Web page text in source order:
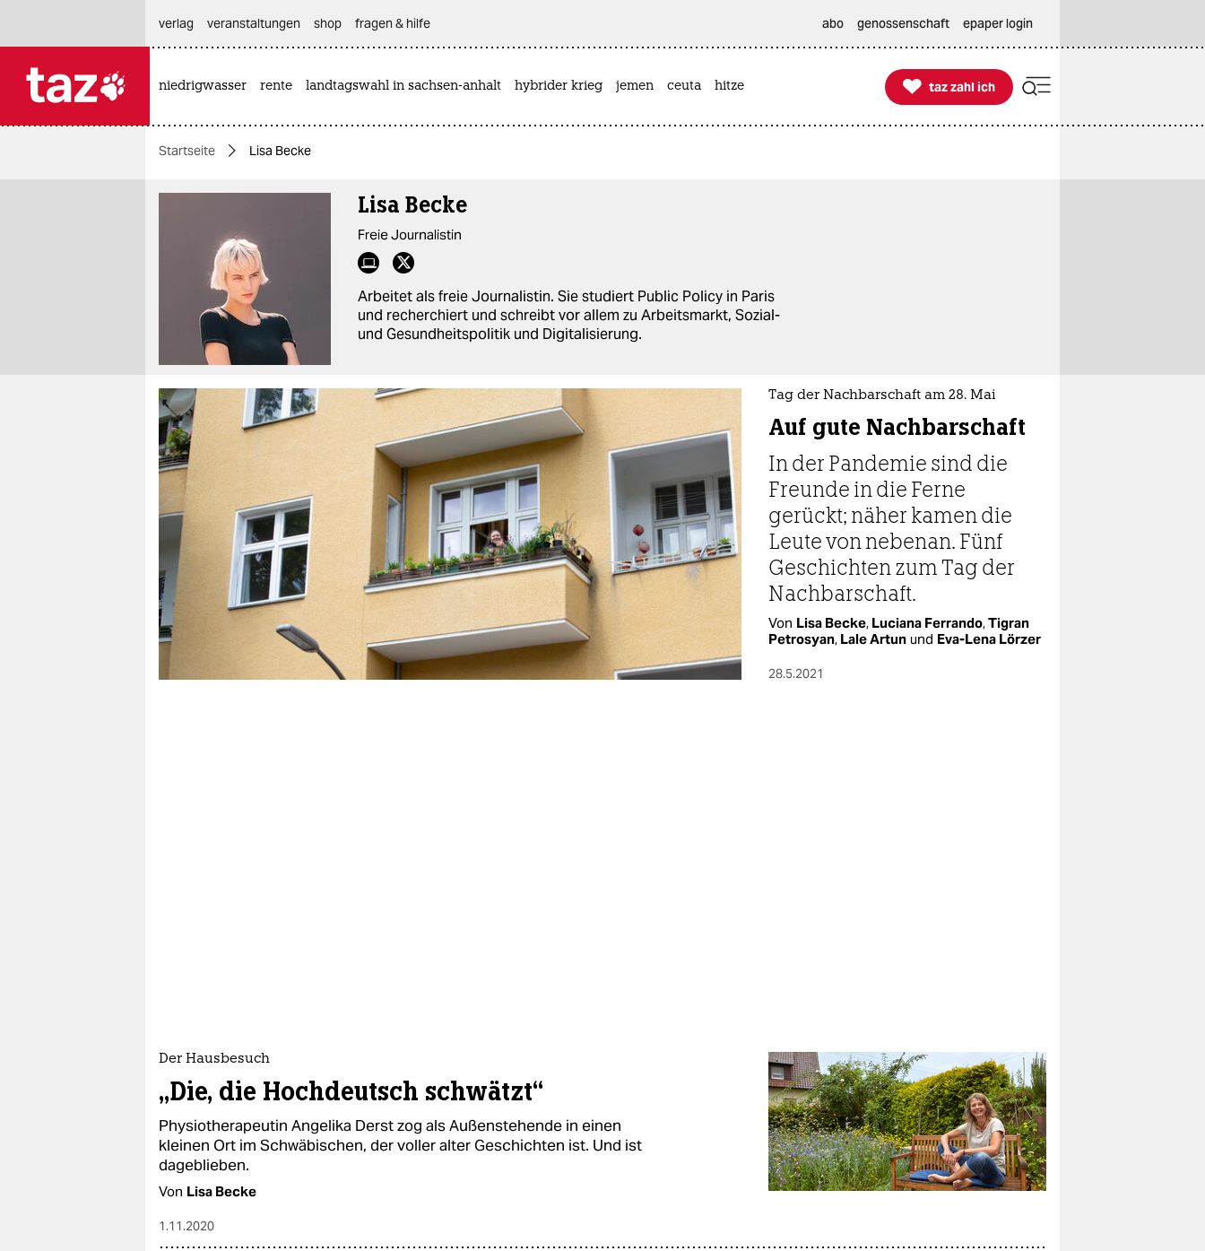
themen
gesellschaft
kultur
sport
berlin
nord
wahrheit
verlag
verlag
veranstaltungen
shop
verlag
veranstaltungen shop fragen & hilfe abo genossenschaft epaper login
niedrigwasser rente landtagswahl in sachsen-anhalt hybrider krieg jemen ceuta hitze 
taz zahl ich
taz zahl ich
Startseite Lisa Becke
Lisa Becke
Freie Journalistin
Arbeitet als freie Journalistin. Sie studiert Public Policy in Paris
und recherchiert und schreibt vor allem zu Arbeitsmarkt, Sozial-
und Gesundheitspolitik und Digitalisierung.
Tag der Nachbarschaft am 28. Mai
Auf gute Nachbarschaft
In der Pandemie sind die
Freunde in die Ferne
gerückt; näher kamen die
Leute von nebenan. Fünf
Geschichten zum Tag der
Nachbarschaft.
Von Lisa Becke, Luciana Ferrando,Tigran
Petrosyan, Lale Artun und Eva-Lena Lörzer
28.5.2021
Der Hausbesuch
„Die, die Hochdeutsch schwätzt“
Physiotherapeutin Angelika Derst zog als Außenstehende in einen
kleinen Ort im Schwäbischen, der voller alter Geschichten ist. Und ist
dageblieben.
Von Lisa Becke
1.11.2020